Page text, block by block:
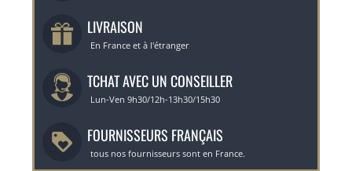
LIVRAISON
En France et à l'étranger
TCHAT AVEC UN CONSEILLER
Lun-Ven 9h30/12h-13h30/15h30
FOURNISSEURS FRANÇAIS
tous nos fournisseurs sont en France.